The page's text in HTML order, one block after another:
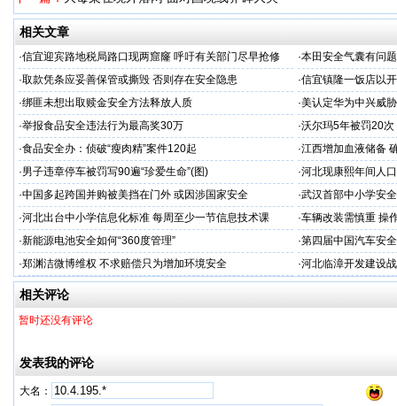
相关文章
·信宜迎宾路地税局路口现两窟窿 呼吁有关部门尽早抢修 ·本田安全气囊有问
·取款凭条应妥善保管或撕毁 否则存在安全隐患 ·信宜镇隆一饭店以
·绑匪未想出取赎金安全方法释放人质 ·美认定华为中兴威
·举报食品安全违法行为最高奖30万 ·沃尔玛5年被罚20次
·食品安全办：侦破“瘦肉精”案件120起 ·江西增加血液储备
·男子违章停车被罚写90遍“珍爱生命”(图) ·河北现康熙年间人
·中国多起跨国并购被美挡在门外 或因涉国家安全 ·武汉首部中小学安
·河北出台中小学信息化标准 每周至少一节信息技术课 ·车辆改装需慎重 操
·新能源电池安全如何“360度管理” ·第四届中国汽车安
·郑渊洁微博维权 不求赔偿只为增加环境安全 ·河北临漳开发建设
相关评论
暂时还没有评论
发表我的评论
大名：